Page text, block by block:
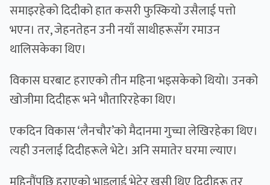
समाइरहेको दिदीको हात कसरी फुस्कियो उसैलाई पत्तो
भएन। तर, जेहनतेहन उनी नयाँ साथीहरूसँग रमाउन
थालिसकेका थिए।
विकास घरबाट हराएको तीन महिना भइसकेको थियो। उनको
खोजीमा दिदीहरू भने भौतारिरहेका थिए।
एकदिन विकास ‘लैनचौर’को मैदानमा गुच्चा लेखिरहेका थिए।
त्यही उनलाई दिदीहरूले भेटे। अनि समातेर घरमा ल्याए।